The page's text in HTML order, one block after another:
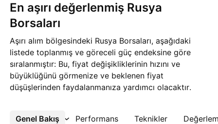
En aşırı değerlenmiş Rusya
Borsaları
Aşırı alım bölgesindeki Rusya Borsaları, aşağıdaki
listede toplanmış ve göreceli güç endeksine göre
sıralanmıştır: Bu, fiyat değişikliklerinin hızını ve
büyüklüğünü görmenize ve beklenen fiyat
düşüşlerinden faydalanmanıza yardımcı olacaktır.
Genel Bakış Performans Teknikler
Daha Fazla